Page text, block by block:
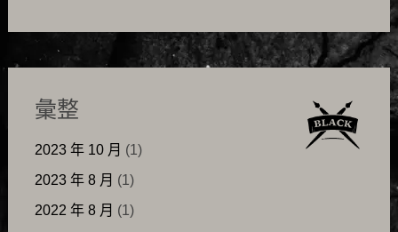
彙整
2023 年 10 月 (1)
2023 年 8 月 (1)
2022 年 8 月 (1)